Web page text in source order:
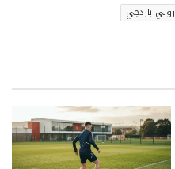
روني باردجي